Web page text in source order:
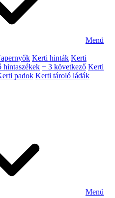
Menü
Kerti hinták Kerti
hintaszékek + 3 következő Kerti
padok Kerti tároló ládák
Menü